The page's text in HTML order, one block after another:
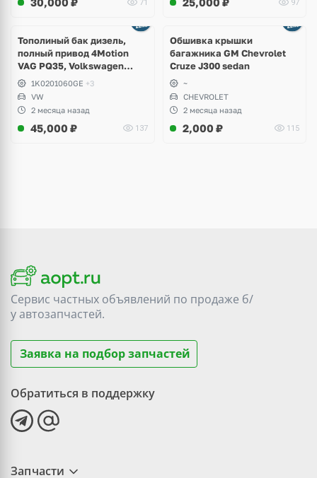
71 97
Тополиный бак дизель,
полный привод 4Motion
VAG PQ35, Volkswagen
Scirocco, Golf V, VI, Skoda
Yeti, Octavia A5, Superb,
Audi A3, Seat Altea
1K0201060GE +3
VW
2 месяца назад
45,000 ₽ 137
Обшивка крышки
багажника GM Chevrolet
Cruze J300 sedan
~
CHEVROLET
2 месяца назад
2,000 ₽ 115
Сервис частных объявлений по продаже б/
уавтозапчастей.
Заявка на подбор запчастей
Обратиться в поддержку
Запчасти